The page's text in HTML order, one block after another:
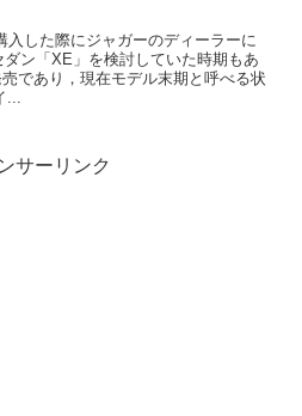
した際にジャガーのディーラーに
ン「XE」を検討していた時期もあ
であり，現在モデル末期と呼べる状
サーリンク